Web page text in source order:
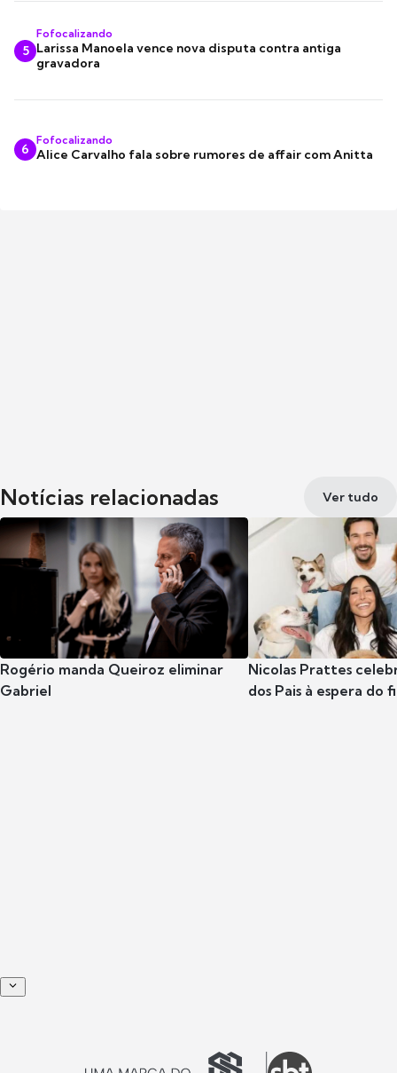
5
Fofocalizando
Larissa Manoela vence nova disputa contra antiga
gravadora
6
Fofocalizando
Alice Carvalho fala sobre rumores de affair com Anitta
Notícias relacionadas Ver tudo
Rogério manda Queiroz eliminar
Gabriel
Nicolas Prattes
dos Pais à espera do